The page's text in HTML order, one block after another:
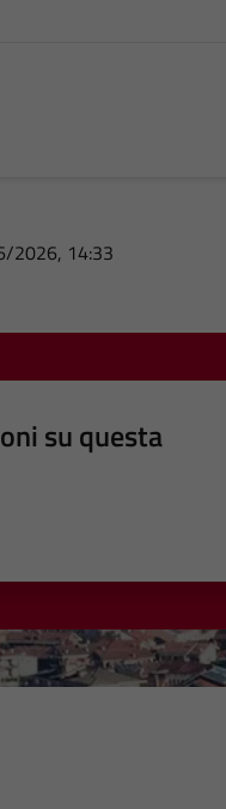
2026, 14:33
su questa